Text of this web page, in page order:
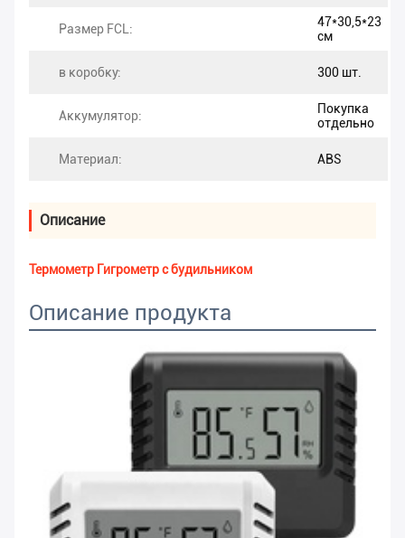
Размер FCL:
47*30,5*23
см
в коробку: 300 шт.
Аккумулятор:
Покупка
отдельно
Материал: ABS
Описание
Термометр Гигрометр с будильником
Описание продукта